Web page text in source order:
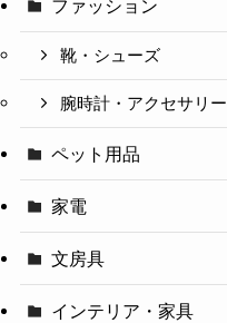
ファッション
靴・シューズ
腕時計・アクセサリー
ペット用品
家電
文房具
インテリア・家具